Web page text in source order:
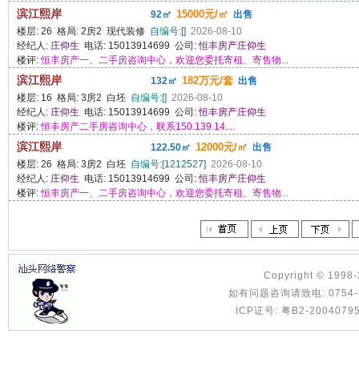
滨江熙岸 92㎡ 15000元/㎡ 出售
楼层: 26 格局: 2房2 现代装修 自编号:[] 2026-08-10
经纪人: 庄仰生 电话: 15013914699 公司:恒丰房产庄仰生
楼评:恒丰房产一、二手房咨询中心，欢迎您委托寄租、寄售物...
滨江熙岸 132㎡ 182万元/套 出售
楼层: 16 格局: 3房2 白坯 自编号:[] 2026-08-10
经纪人: 庄仰生 电话: 15013914699 公司:恒丰房产庄仰生
楼评:恒丰房产二手房咨询中心，联系150.139.14....
滨江熙岸 122.50㎡ 12000元/㎡ 出售
楼层: 26 格局: 3房2 白坯 自编号:[1212527] 2026-08-10
经纪人: 庄仰生 电话: 15013914699 公司:恒丰房产庄仰生
楼评:恒丰房产一、二手房咨询中心，欢迎您委托寄租、寄售物...
Copyright ©
如有问题咨询请致电:
ICP证号: 粤B2-